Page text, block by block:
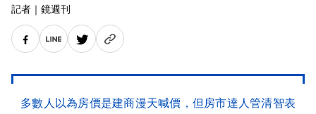
記者 ｜ 鏡週刊
多數人以為房價是建商漫天喊價，但房市達人管清智表